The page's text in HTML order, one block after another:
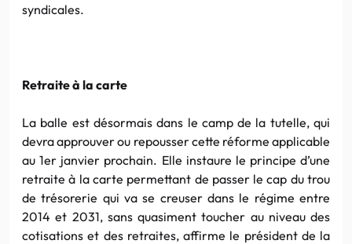
syndicales.
Retraite à la carte
La balle est désormais dans le camp de la tutelle, qui
devra approuver ou repousser cette réforme applicable
au 1er janvier prochain. Elle instaure le principe d’une
retraite à la carte permettant de passer le cap du trou
de trésorerie qui va se creuser dans le régime entre
2014 et 2031, sans quasiment toucher au niveau des
cotisations et des retraites, affirme le président de la